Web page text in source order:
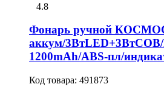
4.8
Фонарь ручной
аккум/
1200mAh/ABS-пл/
Код товара: 491873